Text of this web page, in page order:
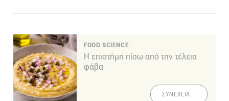
FOOD SCIENCE
Η επιστήμη πίσω από την τέλεια
φάβα
ΣΥΝΕΧΕΙΑ